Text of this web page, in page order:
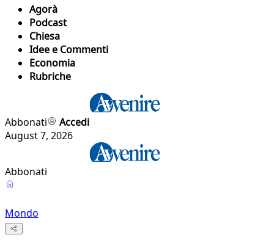
Agorà
Podcast
Chiesa
Idee e Commenti
Economia
Rubriche
Abbonati
Accedi
August 7, 2026
Abbonati
Mondo